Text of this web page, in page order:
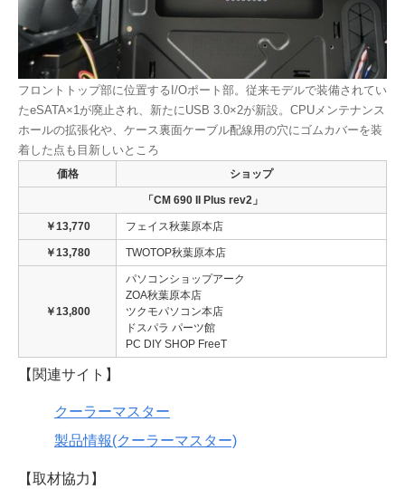
フロントトップ部に位置するI/Oポート部。従来モデルで装備されてい
たeSATA×1が廃止され、新たにUSB 3.0×2が新設。CPUメンテナンス
ホールの拡張化や、ケース裏面ケーブル配線用の穴にゴムカバーを装
着した点も目新しいところ
価格 ショップ
「CM 690 II Plus rev2」
￥13,770 フェイス秋葉原本店
￥13,780 TWOTOP秋葉原本店
￥13,800
パソコンショップアーク
ZOA秋葉原本店
ツクモパソコン本店
ドスパラ パーツ館
PC DIY SHOP FreeT
【関連サイト】
クーラーマスター
製品情報(クーラーマスター)
【取材協力】